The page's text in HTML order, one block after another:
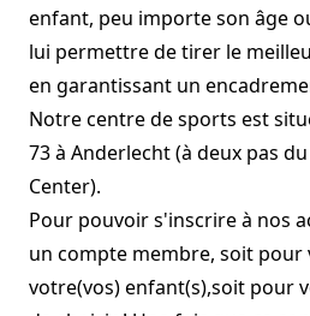
enfant, peu importe son âge
lui permettre de tirer le
en garantissant un
Notre centre de sports est
73 à Anderlecht (à deux pas
Center).
Pour pouvoir s'inscrire à nos
un compte membre, soit pour
votre(vos) enfant(s),soit pour